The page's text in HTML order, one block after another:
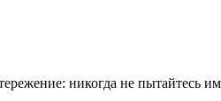
никогда не пытайтесь